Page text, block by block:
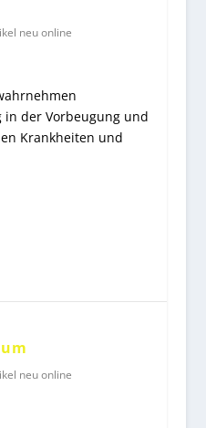
neu online
in der Vorbeugung und
Krankheiten und
neu online